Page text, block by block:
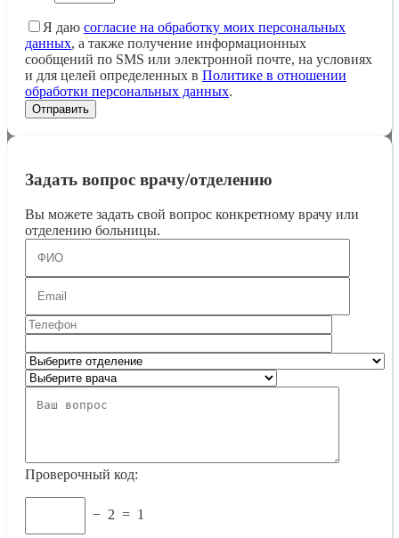
Я даю согласие на обработку моих персональных
данных, а также получение информационных
сообщений по SMS или электронной почте, на условиях
и для целей определенных в Политике в отношении
обработки персональных данных.
Задать вопрос врачу/отделению
Вы можете задать свой вопрос конкретному врачу или
отделению больницы.
Проверочный код:
− 2 = 1